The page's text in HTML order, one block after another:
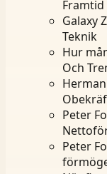
Framtid
Galaxy
Teknik
Hur
Och
Peter
Peter